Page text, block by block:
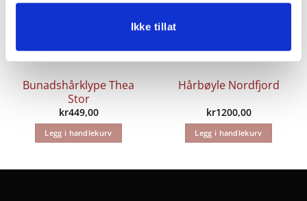
Ikke tillat
Bunadshårklype Thea
Stor
kr449,00
Legg i handlekurv
Hårbøyle Nordfjord
kr1200,00
Legg i handlekurv